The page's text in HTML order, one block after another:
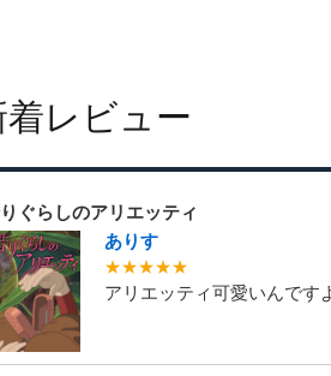
着レビュー
ぐらしのアリエッティ
ありす
★★★★★
アリエッティ可愛いんです